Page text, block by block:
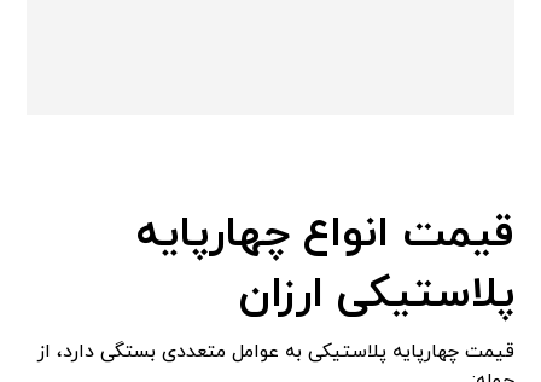
قیمت انواع چهارپایه
پلاستیکی ارزان
قیمت چهارپایه پلاستیکی به عوامل متعددی بستگی دارد، از